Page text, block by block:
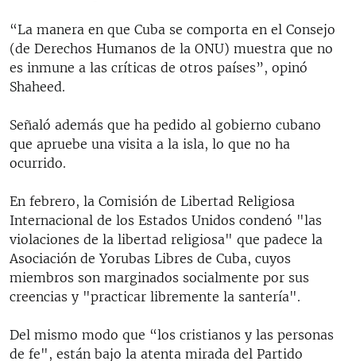
“La manera en que Cuba se comporta en el Consejo
(de Derechos Humanos de la ONU) muestra que no
es inmune a las críticas de otros países”, opinó
Shaheed.
Señaló además que ha pedido al gobierno cubano
que apruebe una visita a la isla, lo que no ha
ocurrido.
En febrero, la Comisión de Libertad Religiosa
Internacional de los Estados Unidos condenó "las
violaciones de la libertad religiosa" que padece la
Asociación de Yorubas Libres de Cuba, cuyos
miembros son marginados socialmente por sus
creencias y "practicar libremente la santería".
Del mismo modo que “los cristianos y las personas
de fe", están bajo la atenta mirada del Partido